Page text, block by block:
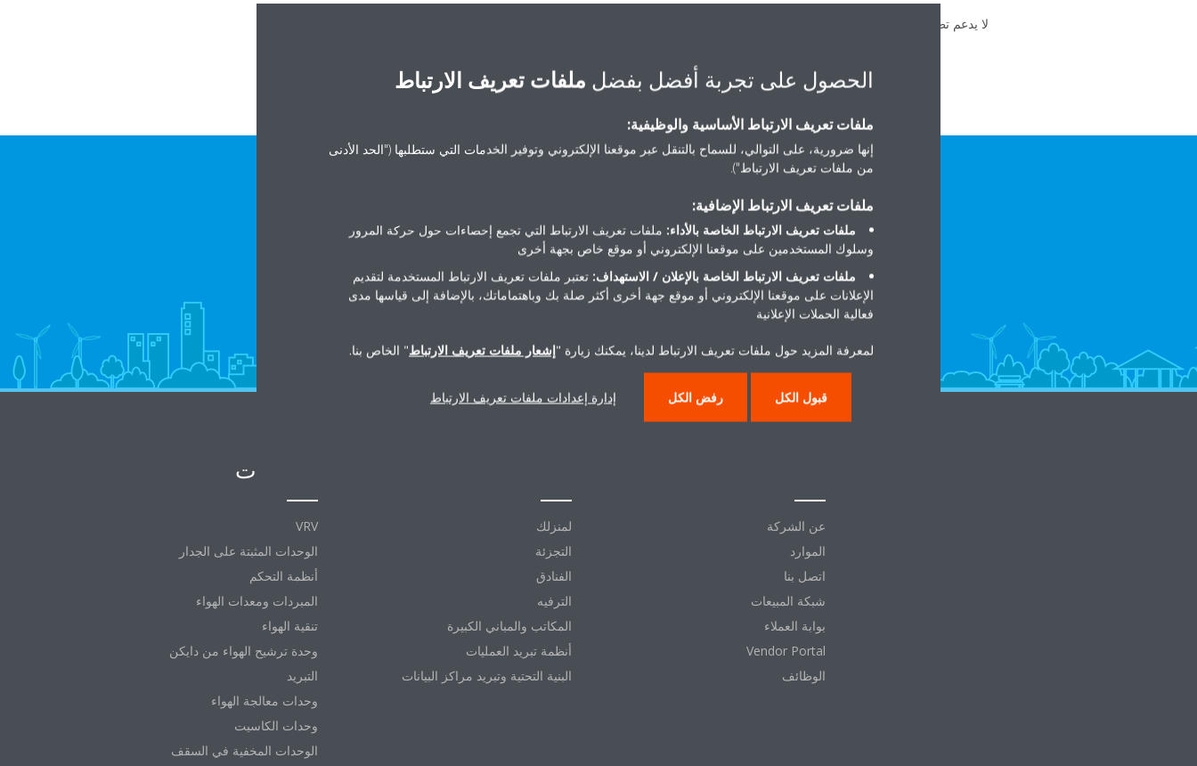
لا يدعم تطبيق Daikin Online Control Heating حالياً تصور قياس الطاقة.
المنتجات
VRV
الوحدات المثبتة على الجدار
أنظمة التحكم
المبردات ومعدات الهواء
تنقية الهواء
وحدة ترشيح الهواء من دايكن
التبريد
وحدات معالجة الهواء
وحدات الكاسيت
الوحدات المخفية في السقف
لمنزلك
التجزئة
الفنادق
الترفيه
المكاتب والمباني الكبيرة
أنظمة تبريد العمليات
البنية التحتية وتبريد مراكز البيانات
عن الشركة
الموارد
اتصل بنا
شبكة المبيعات
بوابة العملاء
Vendor Portal
الوظائف
الحصول على تجربة أفضل بفضل ملفات تعريف الارتباط
ملفات تعريف الارتباط الأساسية والوظيفية:
إنها ضرورية، على التوالي، للسماح بالتنقل عبر موقعنا الإلكتروني وتوفير الخدمات التي ستطلبها ("الحد الأدنى
من ملفات تعريف الارتباط").
ملفات تعريف الارتباط الإضافية:
ملفات تعريف الارتباط الخاصة بالأداء: ملفات تعريف الارتباط التي تجمع إحصاءات حول حركة المرور
وسلوك المستخدمين على موقعنا الإلكتروني أو موقع خاص بجهة أخرى
ملفات تعريف الارتباط الخاصة بالإعلان / الاستهداف: تعتبر ملفات تعريف الارتباط المستخدمة لتقديم
الإعلانات على موقعنا الإلكتروني أو موقع جهة أخرى أكثر صلة بك وباهتماماتك، بالإضافة إلى قياسها مدى
فعالية الحملات الإعلانية
لمعرفة المزيد حول ملفات تعريف الارتباط لدينا، يمكنك زيارة "إشعار ملفات تعريف الارتباط" الخاص بنا.
قبول الكل رفض الكل إدارة إعدادات ملفات تعريف الارتباط